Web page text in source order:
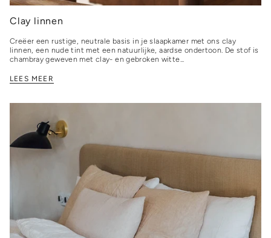
Clay linnen
Creëer een rustige, neutrale basis in je slaapkamer met ons clay
linnen, een nude tint met een natuurlijke, aardse ondertoon. De stof is
chambray geweven met clay- en gebroken witte...
LEES MEER